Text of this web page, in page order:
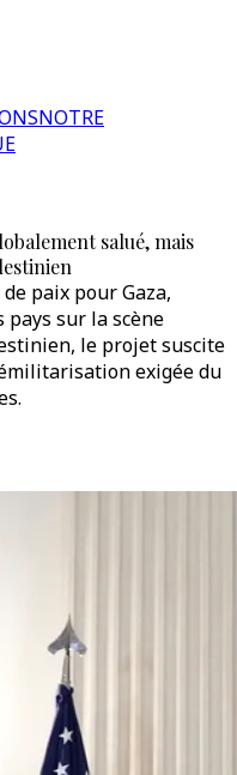
NOTRE
salué, mais
paix pour Gaza,
sur la scène
le projet suscite
exigée du